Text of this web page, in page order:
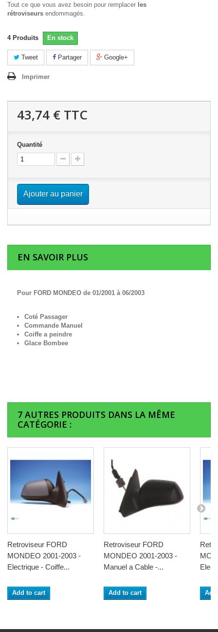
Tout ce que vous avez besoin pour remplacer les
rétroviseurs endommagés.
4 Produits En stock
Tweet Partager Google+
Imprimer
43,74 € TTC
Quantité
Ajouter au panier
EN SAVOIR PLUS
Pour FORD MONDEO de 01/2001 à 06/2003
Coté Passager
Commande Manuel
Coiffe a peindre
Glace Bombee
7 AUTRES PRODUITS DANS LA MÊME
CATÉGORIE :
Retroviseur FORD
MONDEO 2001-2003 -
Electrique - Coiffe...
Add to cart
Retroviseur FORD
MONDEO 2001-2003 -
Manuel a Cable -...
Add to cart